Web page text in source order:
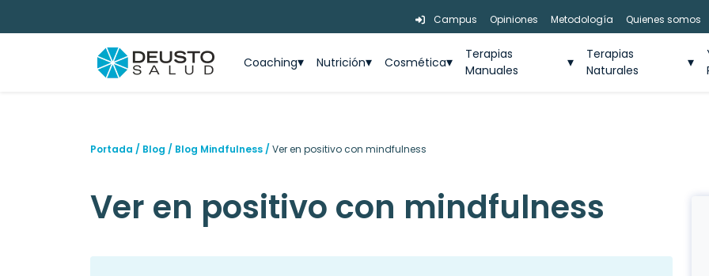
Campus Opiniones Metodología Quienes somos
Coaching Nutrición Cosmética
Terapias
Manuales
Terapias
Naturales
Portada / Blog / Blog Mindfulness / Ver en positivo con mindfulness
Ver en positivo con mindfulness